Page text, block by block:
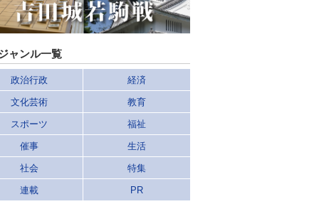
ャンル一覧
政治行政 経済
文化芸術 教育
スポーツ 福祉
催事 生活
社会 特集
連載 PR